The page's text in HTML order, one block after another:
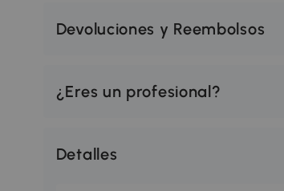
Devoluciones y Reembolsos
¿Eres un profesional?
Detalles